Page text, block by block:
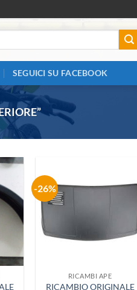
SEGUICI SU FACEBOOK
lista
dei
-26%
Aggiungi
RICAMBI APE
RICAMBIO ORIGINALE